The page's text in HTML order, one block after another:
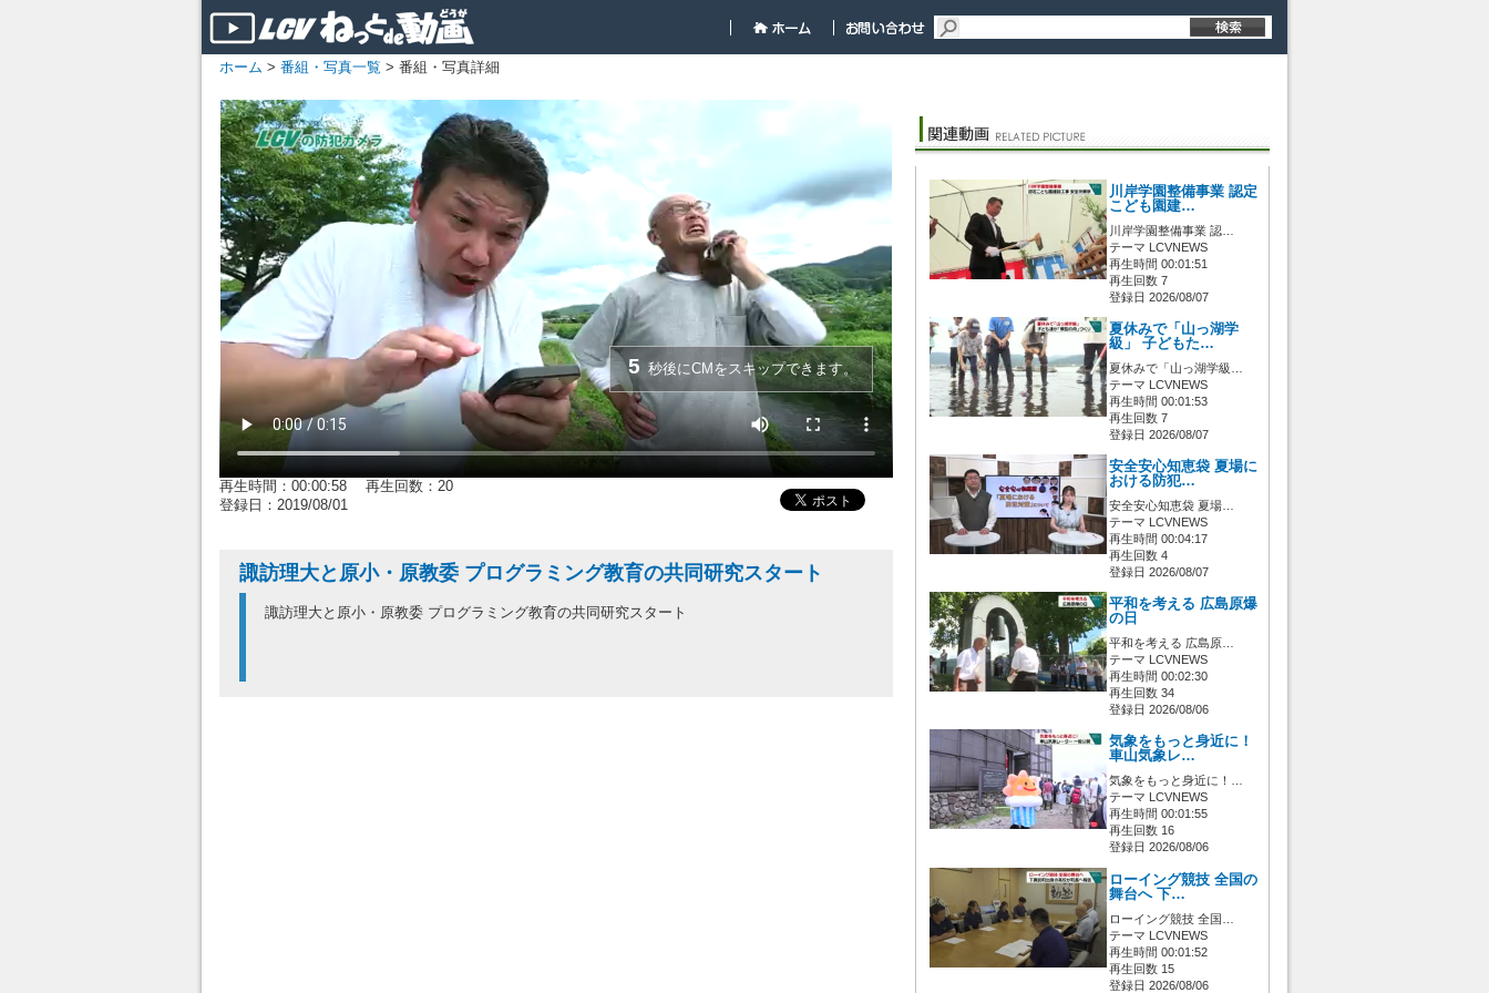
ホーム > 番組・写真一覧 > 番組・写真詳細
5 秒後にCMをスキップできます。
再生時間：00:00:58 再生回数：20
登録日：2019/08/01
諏訪理大と原小・原教委 プログラミング教育の共同研究スタート
諏訪理大と原小・原教委 プログラミング教育の共同研究スタート
川岸学園整備事業 認定
こども園建…
川岸学園整備事業 認…
テーマ LCVNEWS
再生時間 00:01:51
再生回数 7
登録日 2026/08/07
夏休みで「山っ湖学
級」 子どもた…
夏休みで「山っ湖学級…
テーマ LCVNEWS
再生時間 00:01:53
再生回数 7
登録日 2026/08/07
安全安心知恵袋 夏場に
おける防犯…
安全安心知恵袋 夏場…
テーマ LCVNEWS
再生時間 00:04:17
再生回数 4
登録日 2026/08/07
平和を考える 広島原爆
の日
平和を考える 広島原…
テーマ LCVNEWS
再生時間 00:02:30
再生回数 34
登録日 2026/08/06
気象をもっと身近に！
車山気象レ…
気象をもっと身近に！…
テーマ LCVNEWS
再生時間 00:01:55
再生回数 16
登録日 2026/08/06
ローイング競技 全国の
舞台へ 下…
ローイング競技 全国…
テーマ LCVNEWS
再生時間 00:01:52
再生回数 15
登録日 2026/08/06